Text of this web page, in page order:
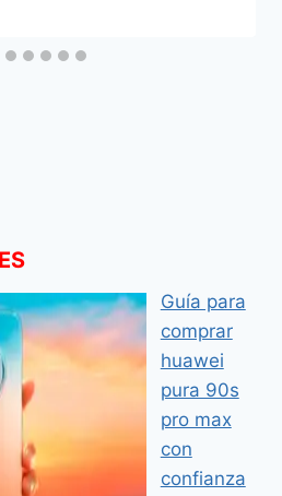
Guía para
comprar
huawei
pura 90s
pro max
con
confianza